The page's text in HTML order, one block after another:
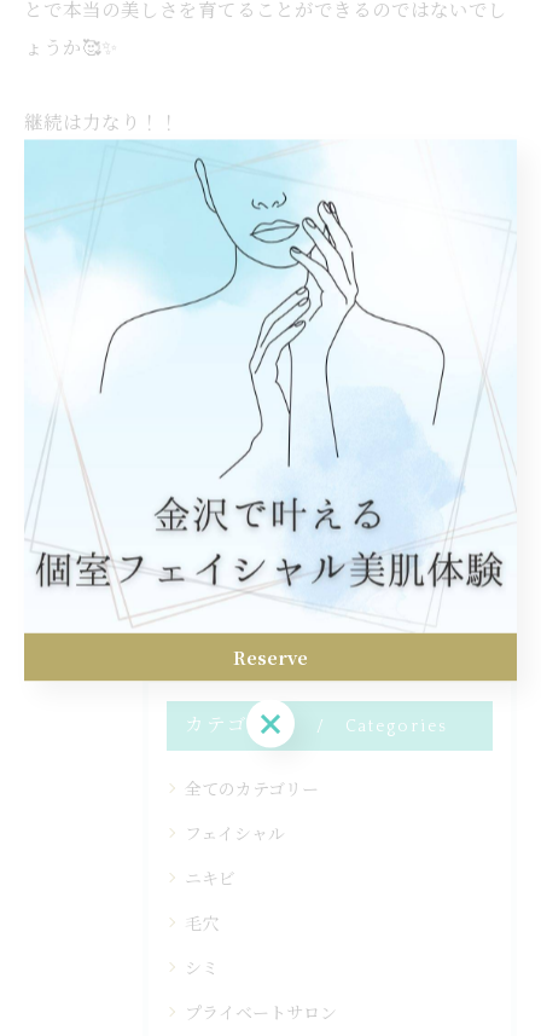
とで本当の美しさを育てることができるのではないでし
ょうか🥰✨
継続は力なり！！
ぜひプライベートサロンclassで本当の美しさを育ててい
きませんか？🥰✨
#金沢市エステ
#ララピール
#韓国スキンケア
#育てるピーリング
< 前のページ 一覧に戻る
カテゴリー Categories
全てのカテゴリー
フェイシャル
ニキビ
毛穴
シミ
プライベートサロン
Reserve
Reserve